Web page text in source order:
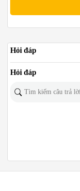
Hỏi đáp
Hỏi đáp